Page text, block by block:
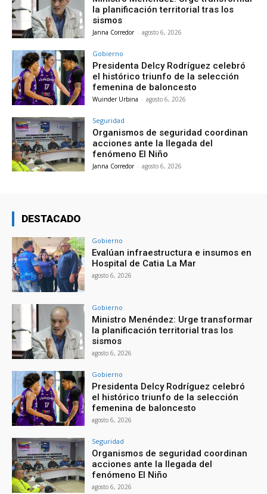
la planificación territorial tras los
sismos
Janna Corredor - agosto 6, 2026
Gobierno
Presidenta Delcy Rodríguez celebró
el histórico triunfo de la selección
femenina de baloncesto
Wuinder Urbina - agosto 6, 2026
Seguridad
Organismos de seguridad coordinan
acciones ante la llegada del
fenómeno El Niño
Janna Corredor - agosto 6, 2026
DESTACADO
Gobierno
Evalúan infraestructura e insumos en
Hospital de Catia La Mar
agosto 6, 2026
Gobierno
Ministro Menéndez: Urge transformar
la planificación territorial tras los
sismos
agosto 6, 2026
Gobierno
Presidenta Delcy Rodríguez celebró
el histórico triunfo de la selección
femenina de baloncesto
agosto 6, 2026
Seguridad
Organismos de seguridad coordinan
acciones ante la llegada del
fenómeno El Niño
agosto 6, 2026